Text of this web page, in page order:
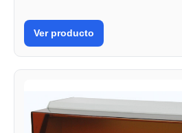
Ver producto